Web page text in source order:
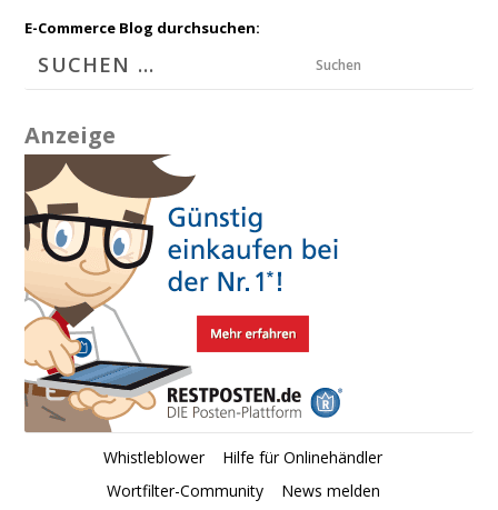
E-Commerce Blog durchsuchen:
Suchen
Anzeige
Whistleblower
Hilfe für Onlinehändler
Wortfilter-Community
News melden